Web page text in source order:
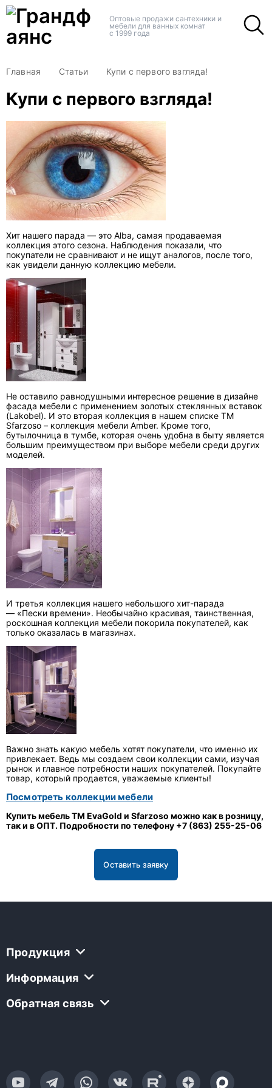
Оптовые продажи сантехники и
мебели для ванных комнат
с 1999 года
Главная Статьи Купи с первого взгляда!
Купи с первого взгляда!
Хит нашего парада — это Alba, самая продаваемая
коллекция этого сезона. Наблюдения показали, что
покупатели не сравнивают и не ищут аналогов, после того,
как увидели данную коллекцию мебели.
Не оставило равнодушными интересное решение в дизайне
фасада мебели с применением золотых стеклянных вставок
(Lakobel). И это вторая коллекция в нашем списке ТМ
Sfarzoso – коллекция мебели Amber. Кроме того,
бутылочница в тумбе, которая очень удобна в быту является
большим преимуществом при выборе мебели среди других
моделей.
И третья коллекция нашего небольшого хит-парада
— «Пески времени». Необычайно красивая, таинственная,
роскошная коллекция мебели покорила покупателей, как
только оказалась в магазинах.
Важно знать какую мебель хотят покупатели, что именно их
привлекает. Ведь мы создаем свои коллекции сами, изучая
рынок и главное потребности наших покупателей. Покупайте
товар, который продается, уважаемые клиенты!
Посмотреть коллекции мебели
Купить мебель ТМ EvaGold и Sfarzoso можно как в розницу,
так и в ОПТ. Подробности по телефону +7 (863) 255-25-06
Оставить заявку
Продукция
Информация
Обратная связь